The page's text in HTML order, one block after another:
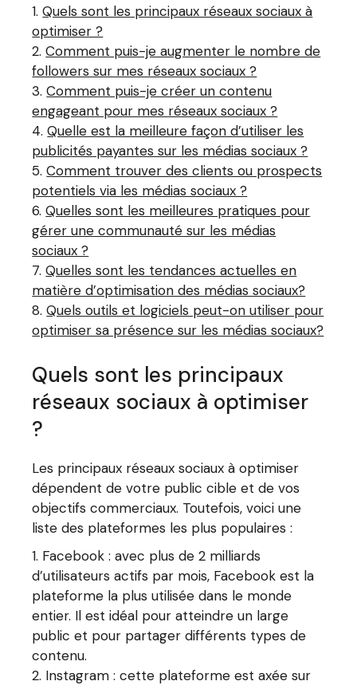
Quels sont les principaux réseaux sociaux à
optimiser ?
Comment puis-je augmenter le nombre de
followers sur mes réseaux sociaux ?
Comment puis-je créer un contenu
engageant pour mes réseaux sociaux ?
Quelle est la meilleure façon d’utiliser les
publicités payantes sur les médias sociaux ?
Comment trouver des clients ou prospects
potentiels via les médias sociaux ?
Quelles sont les meilleures pratiques pour
gérer une communauté sur les médias
sociaux ?
Quelles sont les tendances actuelles en
matière d’optimisation des médias sociaux?
Quels outils et logiciels peut-on utiliser pour
optimiser sa présence sur les médias sociaux?
Quels sont les principaux
réseaux sociaux à optimiser
?
Les principaux réseaux sociaux à optimiser
dépendent de votre public cible et de vos
objectifs commerciaux. Toutefois, voici une
liste des plateformes les plus populaires :
Facebook : avec plus de 2 milliards
d’utilisateurs actifs par mois, Facebook est la
plateforme la plus utilisée dans le monde
entier. Il est idéal pour atteindre un large
public et pour partager différents types de
contenu.
Instagram : cette plateforme est axée sur